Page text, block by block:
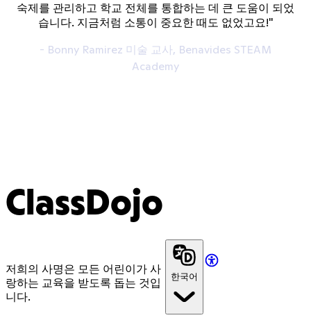
숙제를 관리하고 학교 전체를 통합하는 데 큰 도움이 되었
습니다. 지금처럼 소통이 중요한 때도 없었고요!"
- Bonny Ramirez 미술 교사, Benavides STEAM
Academy
ClassDojo
저희의 사명은 모든 어린이가 사
랑하는 교육을 받도록 돕는 것입
니다.
한국어